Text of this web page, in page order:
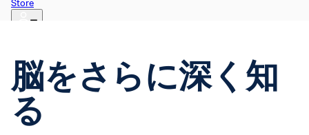
脳をさらに深く知
る